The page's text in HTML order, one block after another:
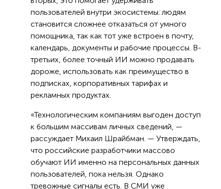
пользователей внутри экосистемы: людям
становится сложнее отказаться от умного
помощника, так как тот уже встроен в почту,
календарь, документы и рабочие процессы. В-
третьих, более точный ИИ можно продавать
дороже, использовать как преимущество в
подписках, корпоративных тарифах и
рекламных продуктах.
«Технологическим компаниям выгоден доступ
к большим массивам личных сведений, —
рассуждает Михаил Шрайбман. — Утверждать,
что российские разработчики массово
обучают ИИ именно на персональных данных
пользователей, пока нельзя. Однако
тревожные сигналы есть. В СМИ уже